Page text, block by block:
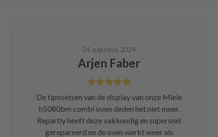
24 augustus 2024
Arjen Faber
De tiptoetsen van de display van onze Miele
h5080bm combi oven deden het niet meer.
Repartly heeft deze vakkundig en supersnel
gerepareerd en de oven werkt weer als